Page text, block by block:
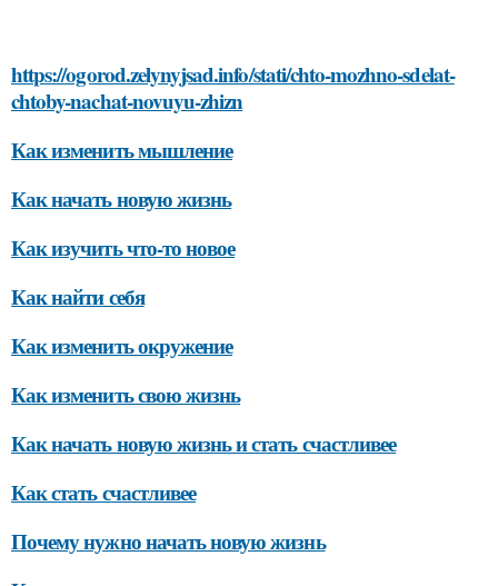
https://ogorod.zelynyjsad.info/stati/chto-mozhno-sdelat-
chtoby-nachat-novuyu-zhizn
Как изменить мышление
Как начать новую жизнь
Как изучить что-то новое
Как найти себя
Как изменить окружение
Как изменить свою жизнь
Как начать новую жизнь и стать счастливее
Как стать счастливее
Почему нужно начать новую жизнь